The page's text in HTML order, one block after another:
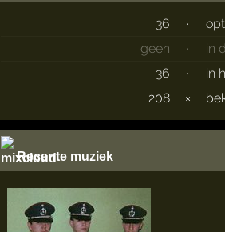
36 ·
geen
·
in
36
·
in
208
×
Recente muziek